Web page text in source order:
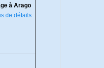
à Arago
de détails